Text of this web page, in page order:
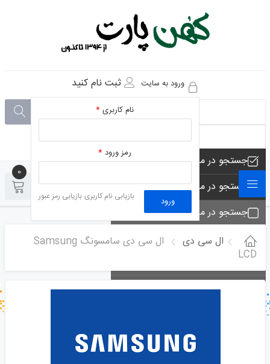
ورود به سایت
نام کاربری*
رمز ورود*
ورود بازیابی نام کاربری بازیابی رمز عبور
ثبت نام کنید
جستجو در مجموعه های فروشگاه
جستجو در محصولات فروشگاه
جستجو در مجموعه ها
جستجو - تماس ها
جستجو در خبر خوان
0
ال سی دی
ال سی دی سامسونگ Samsung
LCD